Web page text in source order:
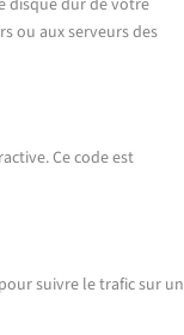
ou aux serveurs des
Ce code est
suivre le trafic sur un